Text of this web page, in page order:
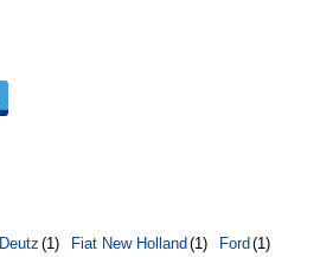
Deutz (1) Fiat New Holland (1) Ford (1)